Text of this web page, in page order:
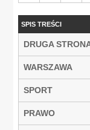
SPIS TREŚCI
DRUGA
WARSZAWA
SPORT
PRAWO